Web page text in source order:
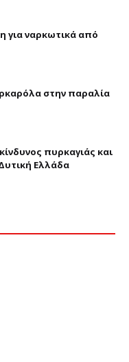
για ναρκωτικά από
στην παραλία
πυρκαγιάς και
Ελλάδα